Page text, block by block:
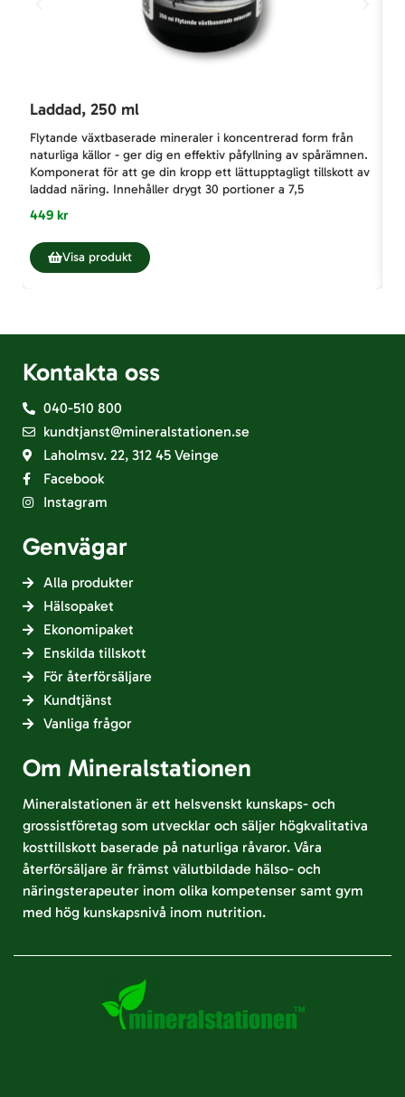
Laddad, 250 ml
Flytande växtbaserade mineraler i koncentrerad form från
naturliga källor - ger dig en effektiv påfyllning av spårämnen.
Komponerat för att ge din kropp ett lättupptagligt tillskott av
laddad näring. Innehåller drygt 30 portioner a 7,5
449 kr
Visa produkt
Kontakta oss
040-510 800
kundtjanst@mineralstationen.se
Laholmsv. 22, 312 45 Veinge
Facebook
Instagram
Genvägar
Alla produkter
Hälsopaket
Ekonomipaket
Enskilda tillskott
För återförsäljare
Kundtjänst
Vanliga frågor
Om Mineralstationen
Mineralstationen är ett helsvenskt kunskaps- och
grossistföretag som utvecklar och säljer högkvalitativa
kosttillskott baserade på naturliga råvaror. Våra
återförsäljare är främst välutbildade hälso- och
näringsterapeuter inom olika kompetenser samt gym
med hög kunskapsnivå inom nutrition.